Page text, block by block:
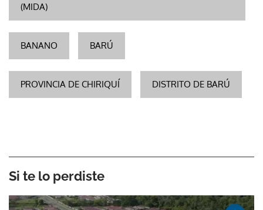
(MIDA)
BANANO BARÚ
PROVINCIA DE CHIRIQUÍ DISTRITO DE BARÚ
Si te lo perdiste